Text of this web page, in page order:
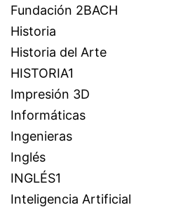
Fundación 2BACH
Historia
Historia del Arte
HISTORIA1
Impresión 3D
Informáticas
Ingenieras
Inglés
INGLÉS1
Inteligencia Artificial